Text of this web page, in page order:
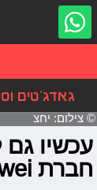
גאדג'טים
© צילום: יחצ
עכשיו
חברת Huawei